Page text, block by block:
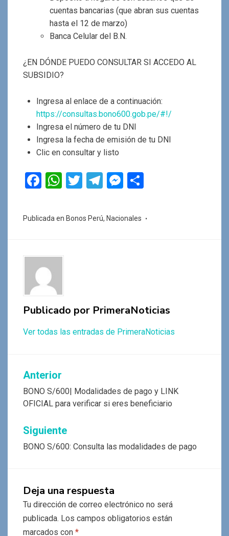
cuentas bancarias (que abran sus cuentas
hasta el 12 de marzo)
Banca Celular del B.N.
¿EN DÓNDE PUEDO CONSULTAR SI ACCEDO AL
SUBSIDIO?
Ingresa al enlace de a continuación:
https://consultas.bono600.gob.pe/#!/
Ingresa el número de tu DNI
Ingresa la fecha de emisión de tu DNI
Clic en consultar y listo
F
ce
o
k
W
at
p
T
tt
T
e
M
se m
Publicada en Bonos Perú, Nacionales
Publicado por PrimeraNoticias
Ver todas las entradas de PrimeraNoticias
Navegación
de
entradas
Anterior
BONO S/600| Modalidades de pago y LINK
OFICIAL para verificar si eres beneficiario
Siguiente
BONO S/600: Consulta las modalidades de pago
Deja una respuesta
Tu dirección de correo electrónico no será
publicada. Los campos obligatorios están
marcados con *